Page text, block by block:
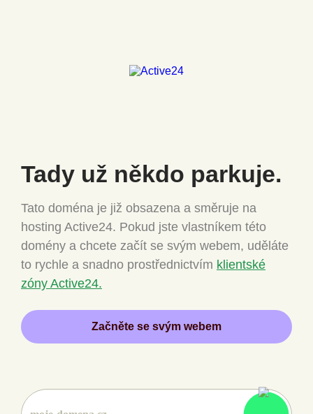
Tady už někdo parkuje.
Tato doména je již obsazena a směruje na
hosting Active24. Pokud jste vlastníkem této
domény a chcete začít se svým webem, uděláte
to rychle a snadno prostřednictvím klientské
zóny Active24.
Začněte se svým webem